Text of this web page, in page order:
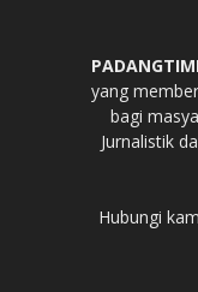
yang
bagi
Jurnalistik
Hubungi